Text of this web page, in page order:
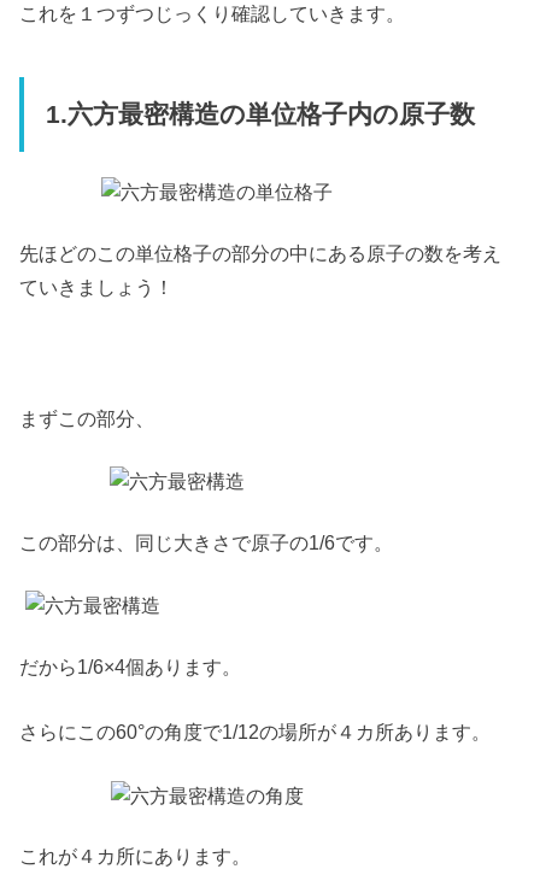
これを１つずつじっくり確認していきます。
1.六方最密構造の単位格子内の原子数
先ほどのこの単位格子の部分の中にある原子の数を考え
ていきましょう！
まずこの部分、
この部分は、同じ大きさで原子の1/6です。
だから1/6×4個あります。
さらにこの60°の角度で1/12の場所が４カ所あります。
これが４カ所にあります。